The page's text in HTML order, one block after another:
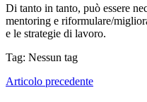
Di tanto in tanto, può essere
mentoring e riformulare/
e le strategie di lavoro.
Tag: Nessun tag
Articolo precedente